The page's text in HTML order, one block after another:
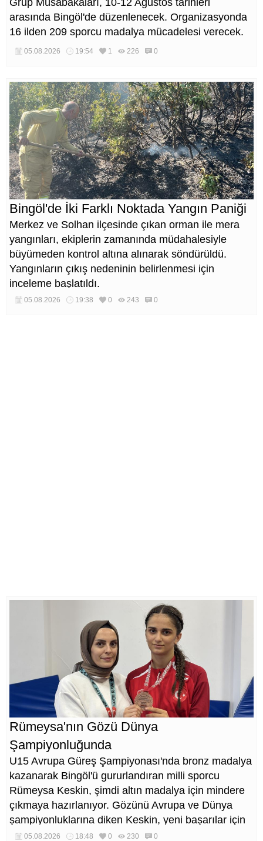
arasında Bingöl'de düzenlenecek. Organizasyonda
16 ilden 209 sporcu madalya mücadelesi verecek.
05.08.2026 19:54 1 226 0
Bingöl'de İki Farklı Noktada Yangın Paniği
Merkez ve Solhan ilçesinde çıkan orman ile mera
yangınları, ekiplerin zamanında müdahalesiyle
büyümeden kontrol altına alınarak söndürüldü.
Yangınların çıkış nedeninin belirlenmesi için
inceleme başlatıldı.
05.08.2026 19:38 0 243 0
Rümeysa'nın Gözü Dünya
Şampiyonluğunda
U15 Avrupa Güreş Şampiyonası'nda bronz madalya
kazanarak Bingöl'ü gururlandıran milli sporcu
Rümeysa Keskin, şimdi altın madalya için mindere
çıkmaya hazırlanıyor. Gözünü Avrupa ve Dünya
şampiyonluklarına diken Keskin, yeni başarılar için
çalışmalarını sürdürüyor.
05.08.2026 18:48 0 230 0